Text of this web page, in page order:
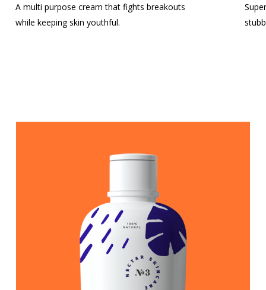
A multi purpose cream that fights breakouts
while keeping skin youthful.